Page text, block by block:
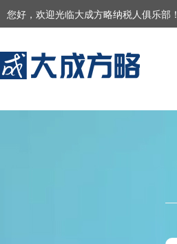
您好，欢迎光临大成方略纳税人俱乐部！